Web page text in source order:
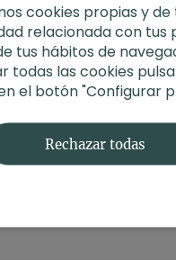
cookies propias y
relacionada con tus
tus hábitos de
todas las cookies
el botón "Configurar
Rechazar todas